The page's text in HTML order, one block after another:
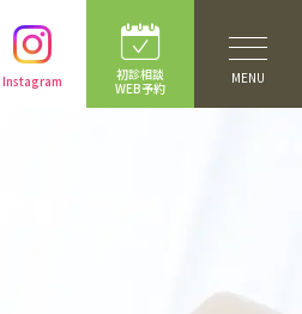
Instagram
初診相談
WEB予約
MENU